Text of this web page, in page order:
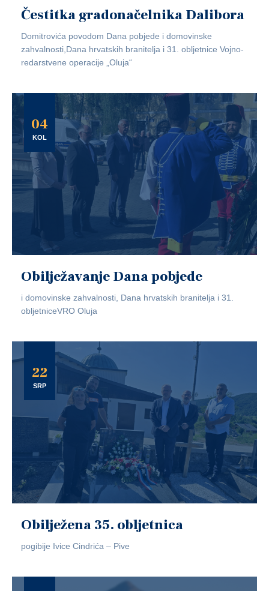
Čestitka gradonačelnika Dalibora
Domitrovića povodom Dana pobjede i domovinske
zahvalnosti,Dana hrvatskih branitelja i 31. obljetnice Vojno-
redarstvene operacije „Oluja“
04
KOL
Obilježavanje Dana pobjede
i domovinske zahvalnosti, Dana hrvatskih branitelja i 31.
obljetniceVRO Oluja
22
SRP
Obilježena 35. obljetnica
pogibije Ivice Cindrića – Pive